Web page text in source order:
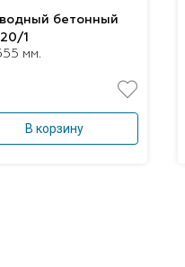
бетонный
1
мм.
В корзину